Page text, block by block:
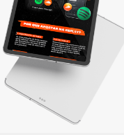
com um material
criativa, reforçando
produtos/serviços